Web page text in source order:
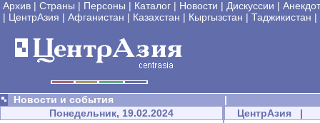
Архив | Страны | Персоны | Каталог | Новости | Дискуссии |
| ЦентрАзия | Афганистан | Казахстан | Кыргызстан | Таджикистан |
Новости и события
|
Понедельник, 19.02.2024
ЦентрАзия |